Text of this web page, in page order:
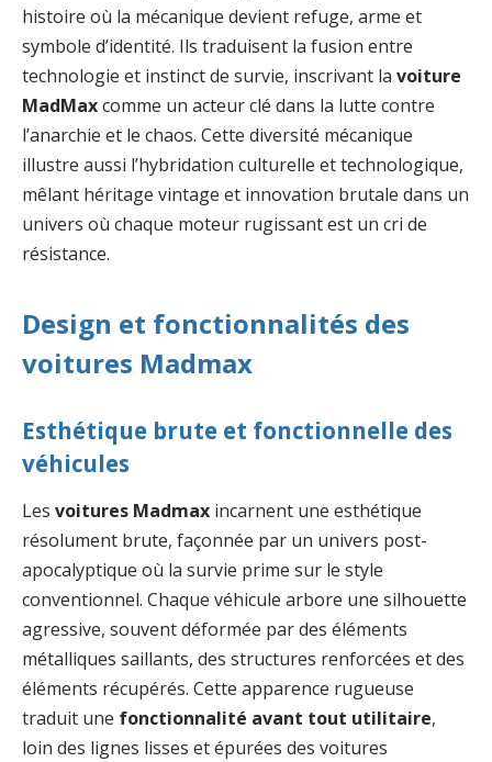
histoire où la mécanique devient refuge, arme et
symbole d’identité. Ils traduisent la fusion entre
technologie et instinct de survie, inscrivant la voiture
MadMaxcomme un acteur clé dans la lutte contre
l’anarchie et le chaos. Cette diversité mécanique
illustre aussi l’hybridation culturelle et technologique,
mêlant héritage vintage et innovation brutale dans un
univers où chaque moteur rugissant est un cri de
résistance.
Design et fonctionnalités des
voitures Madmax
Esthétique brute et fonctionnelle des
véhicules
Les voitures Madmax incarnent une esthétique
résolument brute, façonnée par un univers post-
apocalyptique où la survie prime sur le style
conventionnel. Chaque véhicule arbore une silhouette
agressive, souvent déformée par des éléments
métalliques saillants, des structures renforcées et des
éléments récupérés. Cette apparence rugueuse
traduit une fonctionnalité avant tout utilitaire,
loin des lignes lisses et épurées des voitures